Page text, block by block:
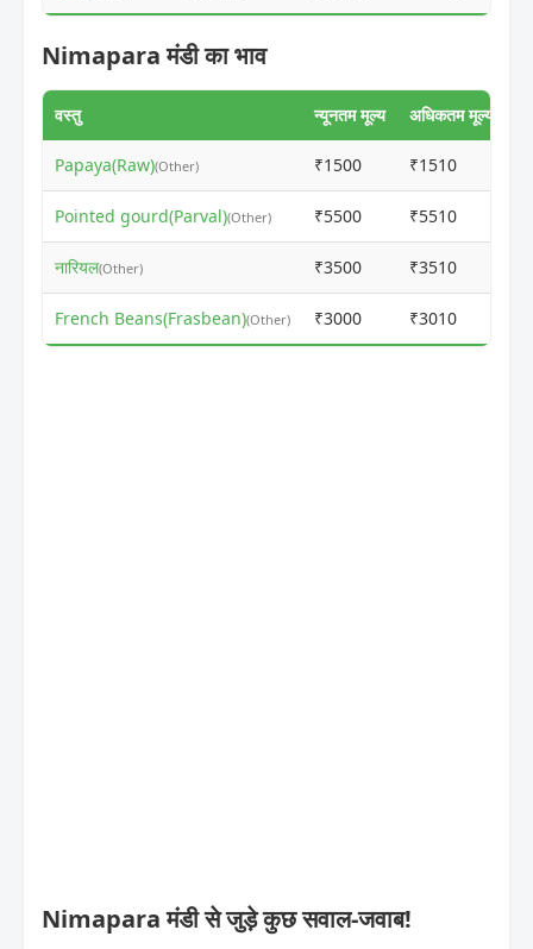
Nimapara मंडी का भाव
वस्तु न्यूनतम मूल्य अधिकतम मूल्य
Papaya(Raw)(Other) ₹1500 ₹1510
Pointed gourd(Parval)(Other) ₹5500 ₹5510
नारियल(Other) ₹3500 ₹3510
French Beans(Frasbean)(Other) ₹3000 ₹3010
Nimapara मंडी से जुड़े कुछ सवाल-जवाब!